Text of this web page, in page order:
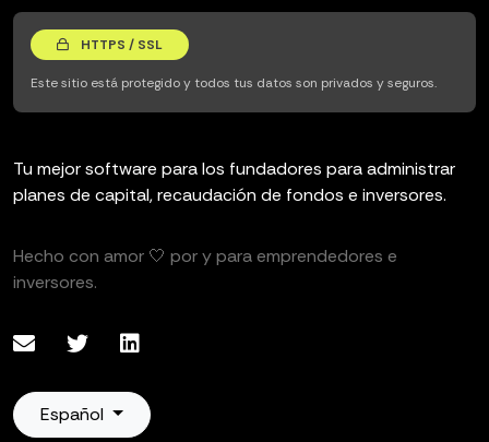
HTTPS / SSL
Este sitio está protegido y todos tus datos son privados y seguros.
Tu mejor software para los fundadores para administrar
planes de capital, recaudación de fondos e inversores.
Hecho con amor 🤍 por y para emprendedores e
inversores.
Español